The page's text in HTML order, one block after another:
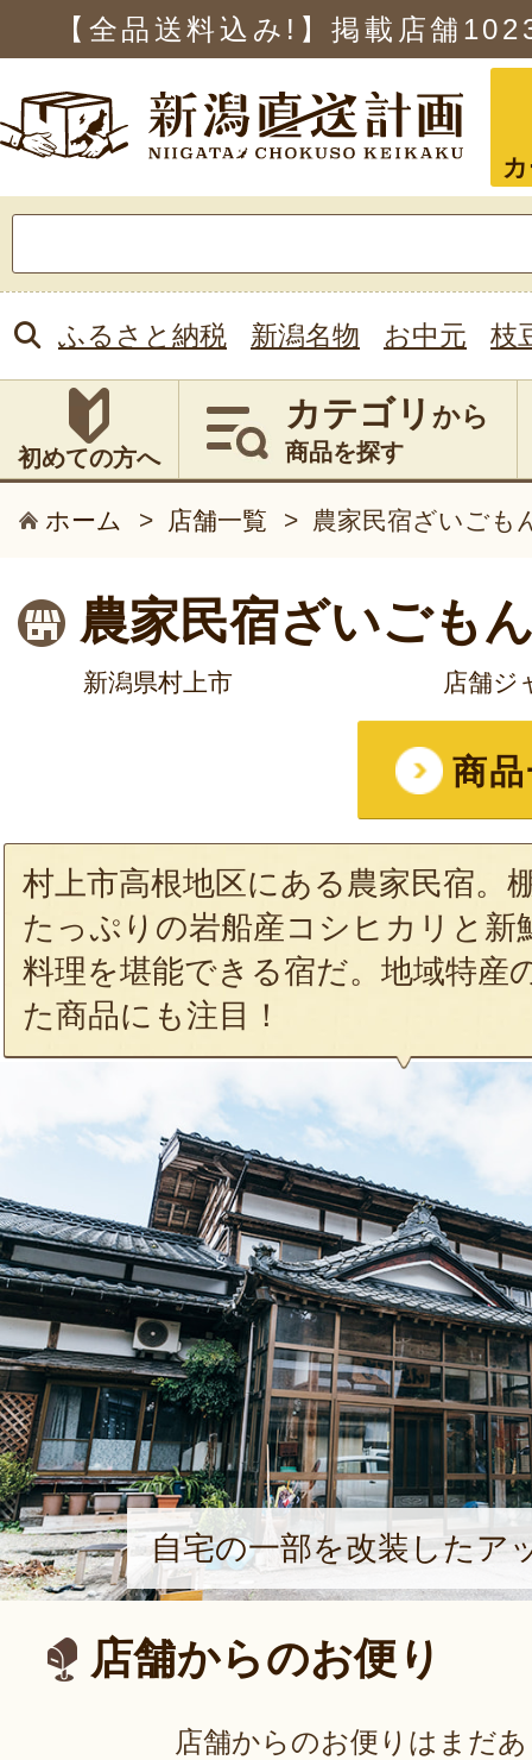
【全品送料込み!】掲載店舗
索:
ふるさと納税 新潟名物 お中元 枝
初めての方へ
カテゴリ から
商品を探す
ホーム > 店舗一覧 > 農家民宿ざいごも
農家民宿ざいごも
新潟県村上市 店舗ジ
商
村上市高根地区にある農家民宿。
たっぷりの岩船産コシヒカリと新
料理を堪能できる宿だ。地域特産
た商品にも注目！
自宅の一部を改装したア
店舗からのお便り
店舗からのお便りはまだ